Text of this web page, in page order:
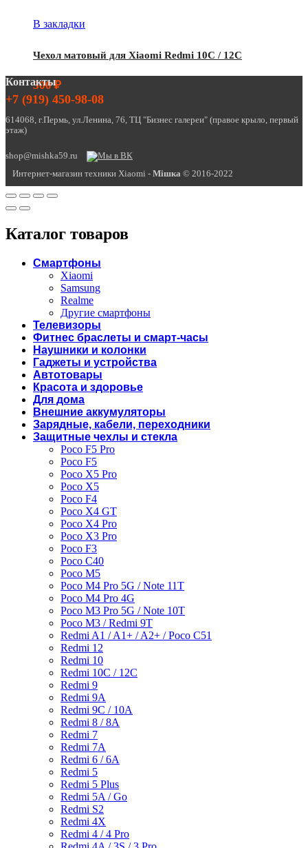
В закладки
Чехол матовый для Xiaomi Redmi 10C / 12C
300₽
Контакты
+7 (919) 450-98-08
614068, г.Пермь, ул.Ленина, 76, ТЦ "Бизнес галереи" (правое крыло, первый
этаж)
shop@mishka59.ru
Интернет-магазин техники Xiaomi - Miшка © 2016-2022
Каталог товаров
Смартфоны
Xiaomi
Samsung
Realme
Другие смартфоны
Телевизоры
Фитнес браслеты и смарт-часы
Наушники и колонки
Гаджеты и устройства
Автотовары
Красота и здоровье
Для дома
Внешние аккумуляторы
Зарядные, кабели, переходники
Защитные чехлы и стекла
Poco F5 Pro
Poco F5
Poco X5 Pro
Poco X5
Poco F4
Poco X4 GT
Poco X4 Pro
Poco X3 Pro
Poco F3
Poco C40
Poco M5
Poco M4 Pro 5G / Note 11T
Poco M4 Pro 4G
Poco M3 Pro 5G / Note 10T
Poco M3 / Redmi 9T
Redmi A1 / A1+ / A2+ / Poco C51
Redmi 12
Redmi 10
Redmi 10C / 12C
Redmi 9
Redmi 9A
Redmi 9C / 10A
Redmi 8 / 8A
Redmi 7
Redmi 7A
Redmi 6 / 6A
Redmi 5
Redmi 5 Plus
Redmi 5A / Go
Redmi S2
Redmi 4X
Redmi 4 / 4 Pro